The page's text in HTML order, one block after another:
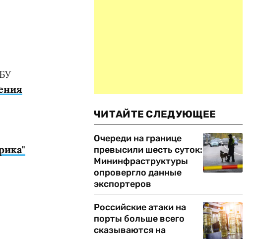
ЧИТАЙТЕ СЛЕДУЮЩЕЕ
Очереди на границе
превысили шесть суток:
Мининфраструктуры
опровергло данные
экспортеров
Российские атаки на
порты больше всего
сказываются на